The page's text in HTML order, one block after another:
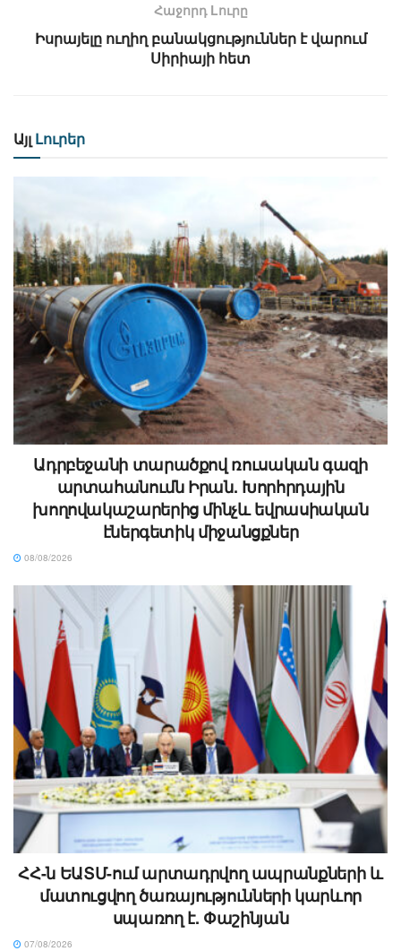
Հաջորդ Lուրը
Իսրայելը ուղիղ բանակցություններ է վարում
Սիրիայի հետ
Այլ Լուրեր
Ադրբեջանի տարածքով ռուսական գազի
արտահանումն Իրան. Խորհրդային
խողովակաշարերից մինչև եվրասիական
էներգետիկ միջանցքներ
08/08/2026
ՀՀ-ն ԵԱՏՄ-ում արտադրվող ապրանքների և
մատուցվող ծառայությունների կարևոր
սպառող է. Փաշինյան
07/08/2026